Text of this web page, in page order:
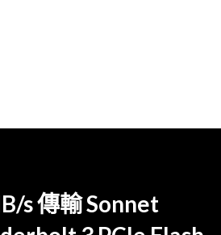
s 傳輸 Sonnet